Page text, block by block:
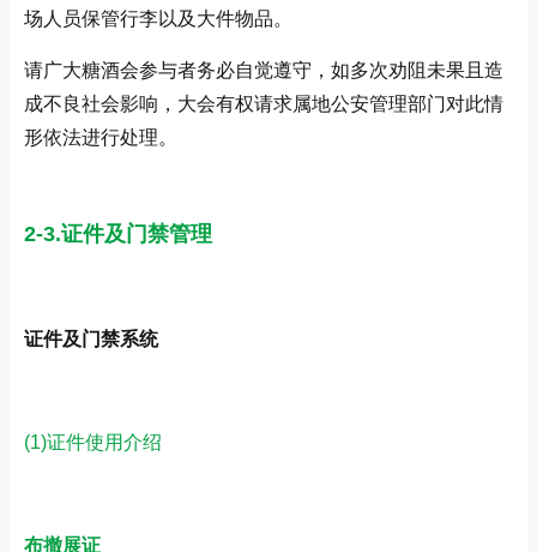
场人员保管行李以及大件物品。
请广大糖酒会参与者务必自觉遵守，如多次劝阻未果且造
成不良社会影响，大会有权请求属地公安管理部门对此情
形依法进行处理。
2-3.证件及门禁管理
证件及门禁系统
(1)证件使用介绍
布撤展证